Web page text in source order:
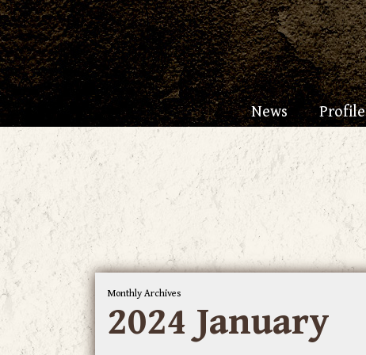
News Profile
Monthly Archives
2024 January